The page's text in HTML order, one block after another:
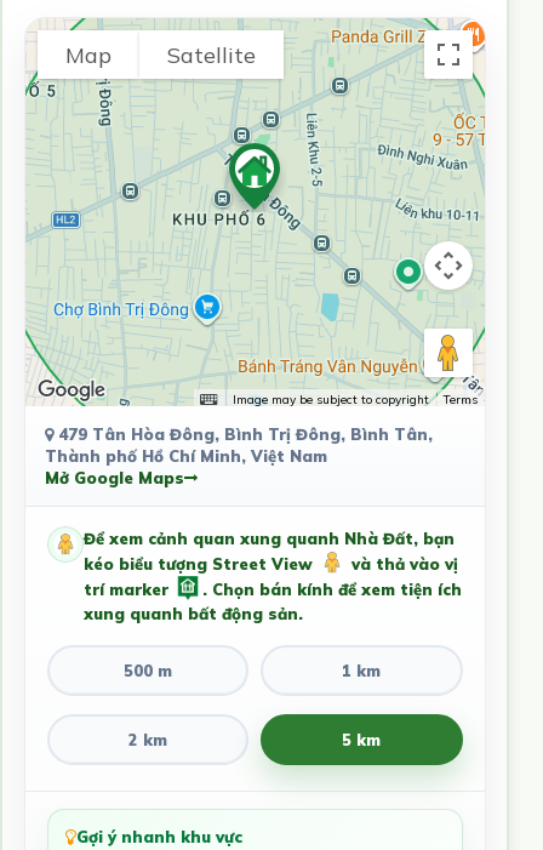
Map Satellite
Image may be subject to copyright Terms
479 Tân Hòa Đông, Bình Trị Đông, Bình Tân,
Thành phố Hồ Chí Minh, Việt Nam
Mở Google Maps
Để xem cảnh quan xung quanh Nhà Đất, bạn
kéo biểu tượng Street View
và thả vào vị
trí marker
. Chọn bán kính để xem tiện ích
xung quanh bất động sản.
500 m 1 km
2 km 5 km
Gợi ý nhanh khu vực